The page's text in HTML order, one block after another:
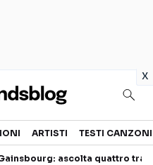
x
ARTISTI TESTI CANZONI
ascolta quattro